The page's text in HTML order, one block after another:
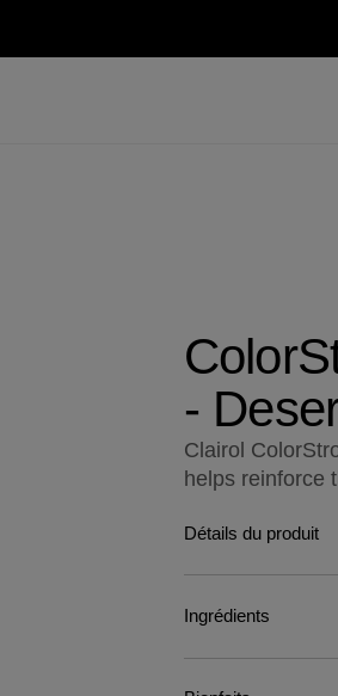
-
Clairol
helps reinforce
Détails du produit
Ingrédients